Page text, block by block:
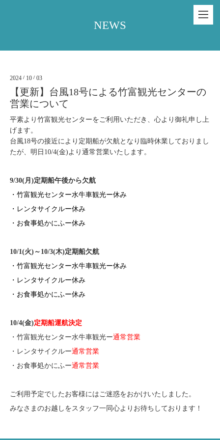
NEWS
2024 / 10 / 03
【更新】台風18号による竹富観光センターの
営業について
平素より竹富観光センターをご利用いただき、心より御礼申し上
げます。
台風18号の接近により定期船が欠航となり臨時休業しておりまし
たが、明日10/4(金)より通常営業いたします。
9/30(月)定期船午後から欠航
・竹富観光センター水牛車観光ー休み
・レンタサイクルー休み
・お食事処かにふー休み
10/1(火)～10/3(木)定期船欠航
・竹富観光センター水牛車観光ー休み
・レンタサイクルー休み
・お食事処かにふー休み
10/4(金)定期船運航決定
・竹富観光センター水牛車観光ー通常営業
・レンタサイクルー通常営業
・お食事処かにふー通常営業
ご利用予定でしたお客様にはご迷惑をおかけいたしました。
みなさまのお越しをスタッフ一同心よりお待ちしております！